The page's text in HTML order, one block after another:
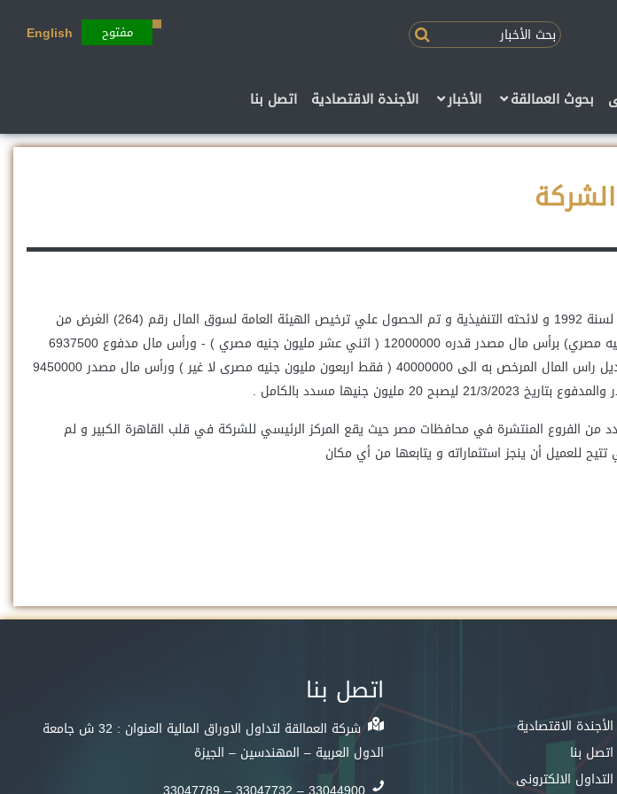
مفتوح English
بحوث العمالقة الأخبار الأجندة الاقتصادية اتصل بنا
تأسست شركة العمالقة لتداول الأوراق المالية عام 1998 وفقا لأحكام قانون سوق المال المصرى رقم 95 لسنة 1992 و لائحته التنفيذية و تم الحصول علي ترخيص الهيئة العامة لسوق المال رقم (264) الغرض من
الشركة : القيام بأعمال السمسرة في الأوراق المالية رأس المال المرخص به 60000000 ( ستون مليون جنيه مصري) برأس مال مصدر قدره 12000000 ( اثني عشر مليون جنيه مصري ) - ورأس مال مدفوع 6937500
ستة ملايين وتسعمائة وسبعة وثلاثون ألف وخمسمائة جنيه مصري لا غير وفى تاريخ 26/11/2015 تم تعديل راس المال المرخص به الى 40000000 ( فقط اربعون مليون جنيه مصرى لا غير ) ورأس مال مصدر 9450000
جنيها مسدد بالكامل .
الفروع المنتشرة في محافظات مصر حيث يقع المركز الرئيسي للشركة في قلب القاهرة الكبير و لم
للعميل أن ينجز استثماراته و يتابعها من أي مكان
الأجندة الاقتصادية
اتصل بنا
التداول الالكترونى
اتصل بنا
شركة العمالقة لتداول الاوراق المالية العنوان : 32 ش جامعة
الدول العربية – المهندسين – الجيزة